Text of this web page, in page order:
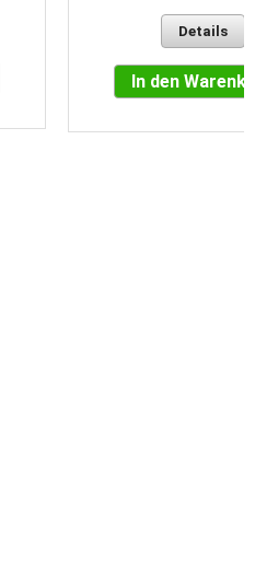
Details
In den